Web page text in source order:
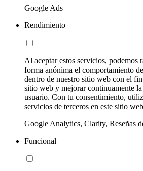
Google Ads
Rendimiento
Al aceptar estos servicios, podemos
forma anónima el comportamiento
dentro de nuestro sitio web con el
sitio web y mejorar continuamente
usuario. Con tu consentimiento,
servicios de terceros en este sitio
Google Analytics, Clarity, Reseñas
Funcional